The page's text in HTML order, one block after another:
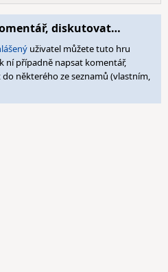
diskutovat…
uživatel můžete tuto hru
ní případně napsat komentář,
některého ze seznamů (vlastním,